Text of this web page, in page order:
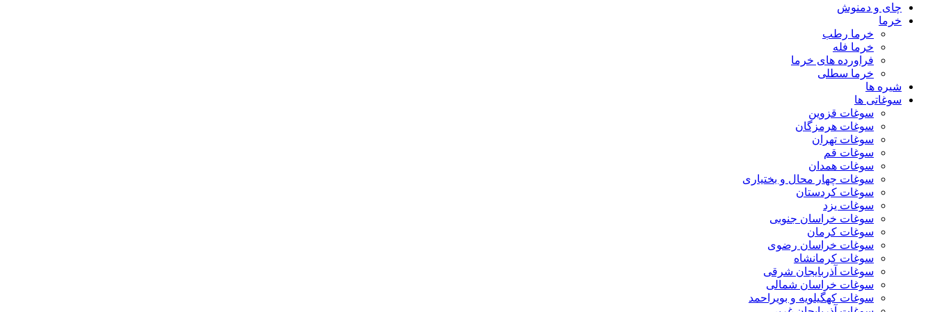
چای و دمنوش
خرما
خرما رطب
خرما فله
فراورده های خرما
خرما سطلی
شیره ها
سوغاتی ها
سوغات قزوین
سوغات هرمزگان
سوغات تهران
سوغات قم
سوغات همدان
سوغات چهار محال و بختیاری
سوغات کردستان
سوغات یزد
سوغات خراسان جنوبی
سوغات کرمان
سوغات خراسان رضوی
سوغات کرمانشاه
سوغات آذربایجان شرقی
سوغات خراسان شمالی
سوغات کهگیلویه و بویراحمد